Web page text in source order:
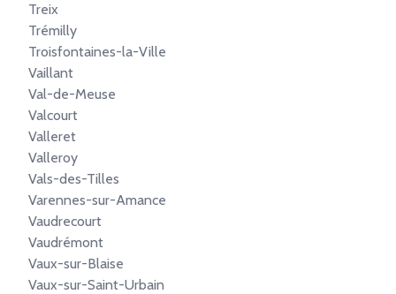
Treix
Trémilly
Troisfontaines-la-Ville
Vaillant
Val-de-Meuse
Valcourt
Valleret
Valleroy
Vals-des-Tilles
Varennes-sur-Amance
Vaudrecourt
Vaudrémont
Vaux-sur-Blaise
Vaux-sur-Saint-Urbain